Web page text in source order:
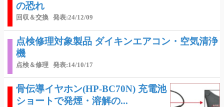
の恐れ
回収＆交換 発表:24/12/09
点検修理対象製品 ダイキンエアコン・空気清浄
機
点検＆修理 発表:14/10/17
骨伝導イヤホン(HP-BC70N) 充電池
ショートで発煙・溶解の...